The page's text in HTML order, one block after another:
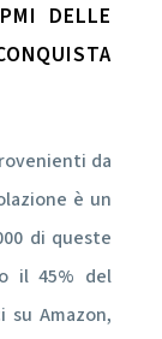
DELLE
da
è un
di queste
il 45% del
Amazon,